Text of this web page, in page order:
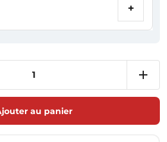
+
au panier